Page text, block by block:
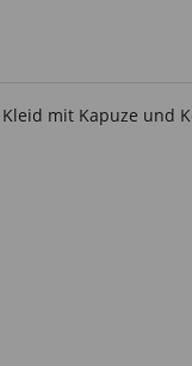
mit Kapuze und